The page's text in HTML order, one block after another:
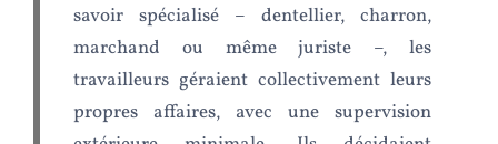
savoir spécialisé – dentellier, charron,
marchand ou même juriste –, les
travailleurs géraient collectivement leurs
propres affaires, avec une supervision